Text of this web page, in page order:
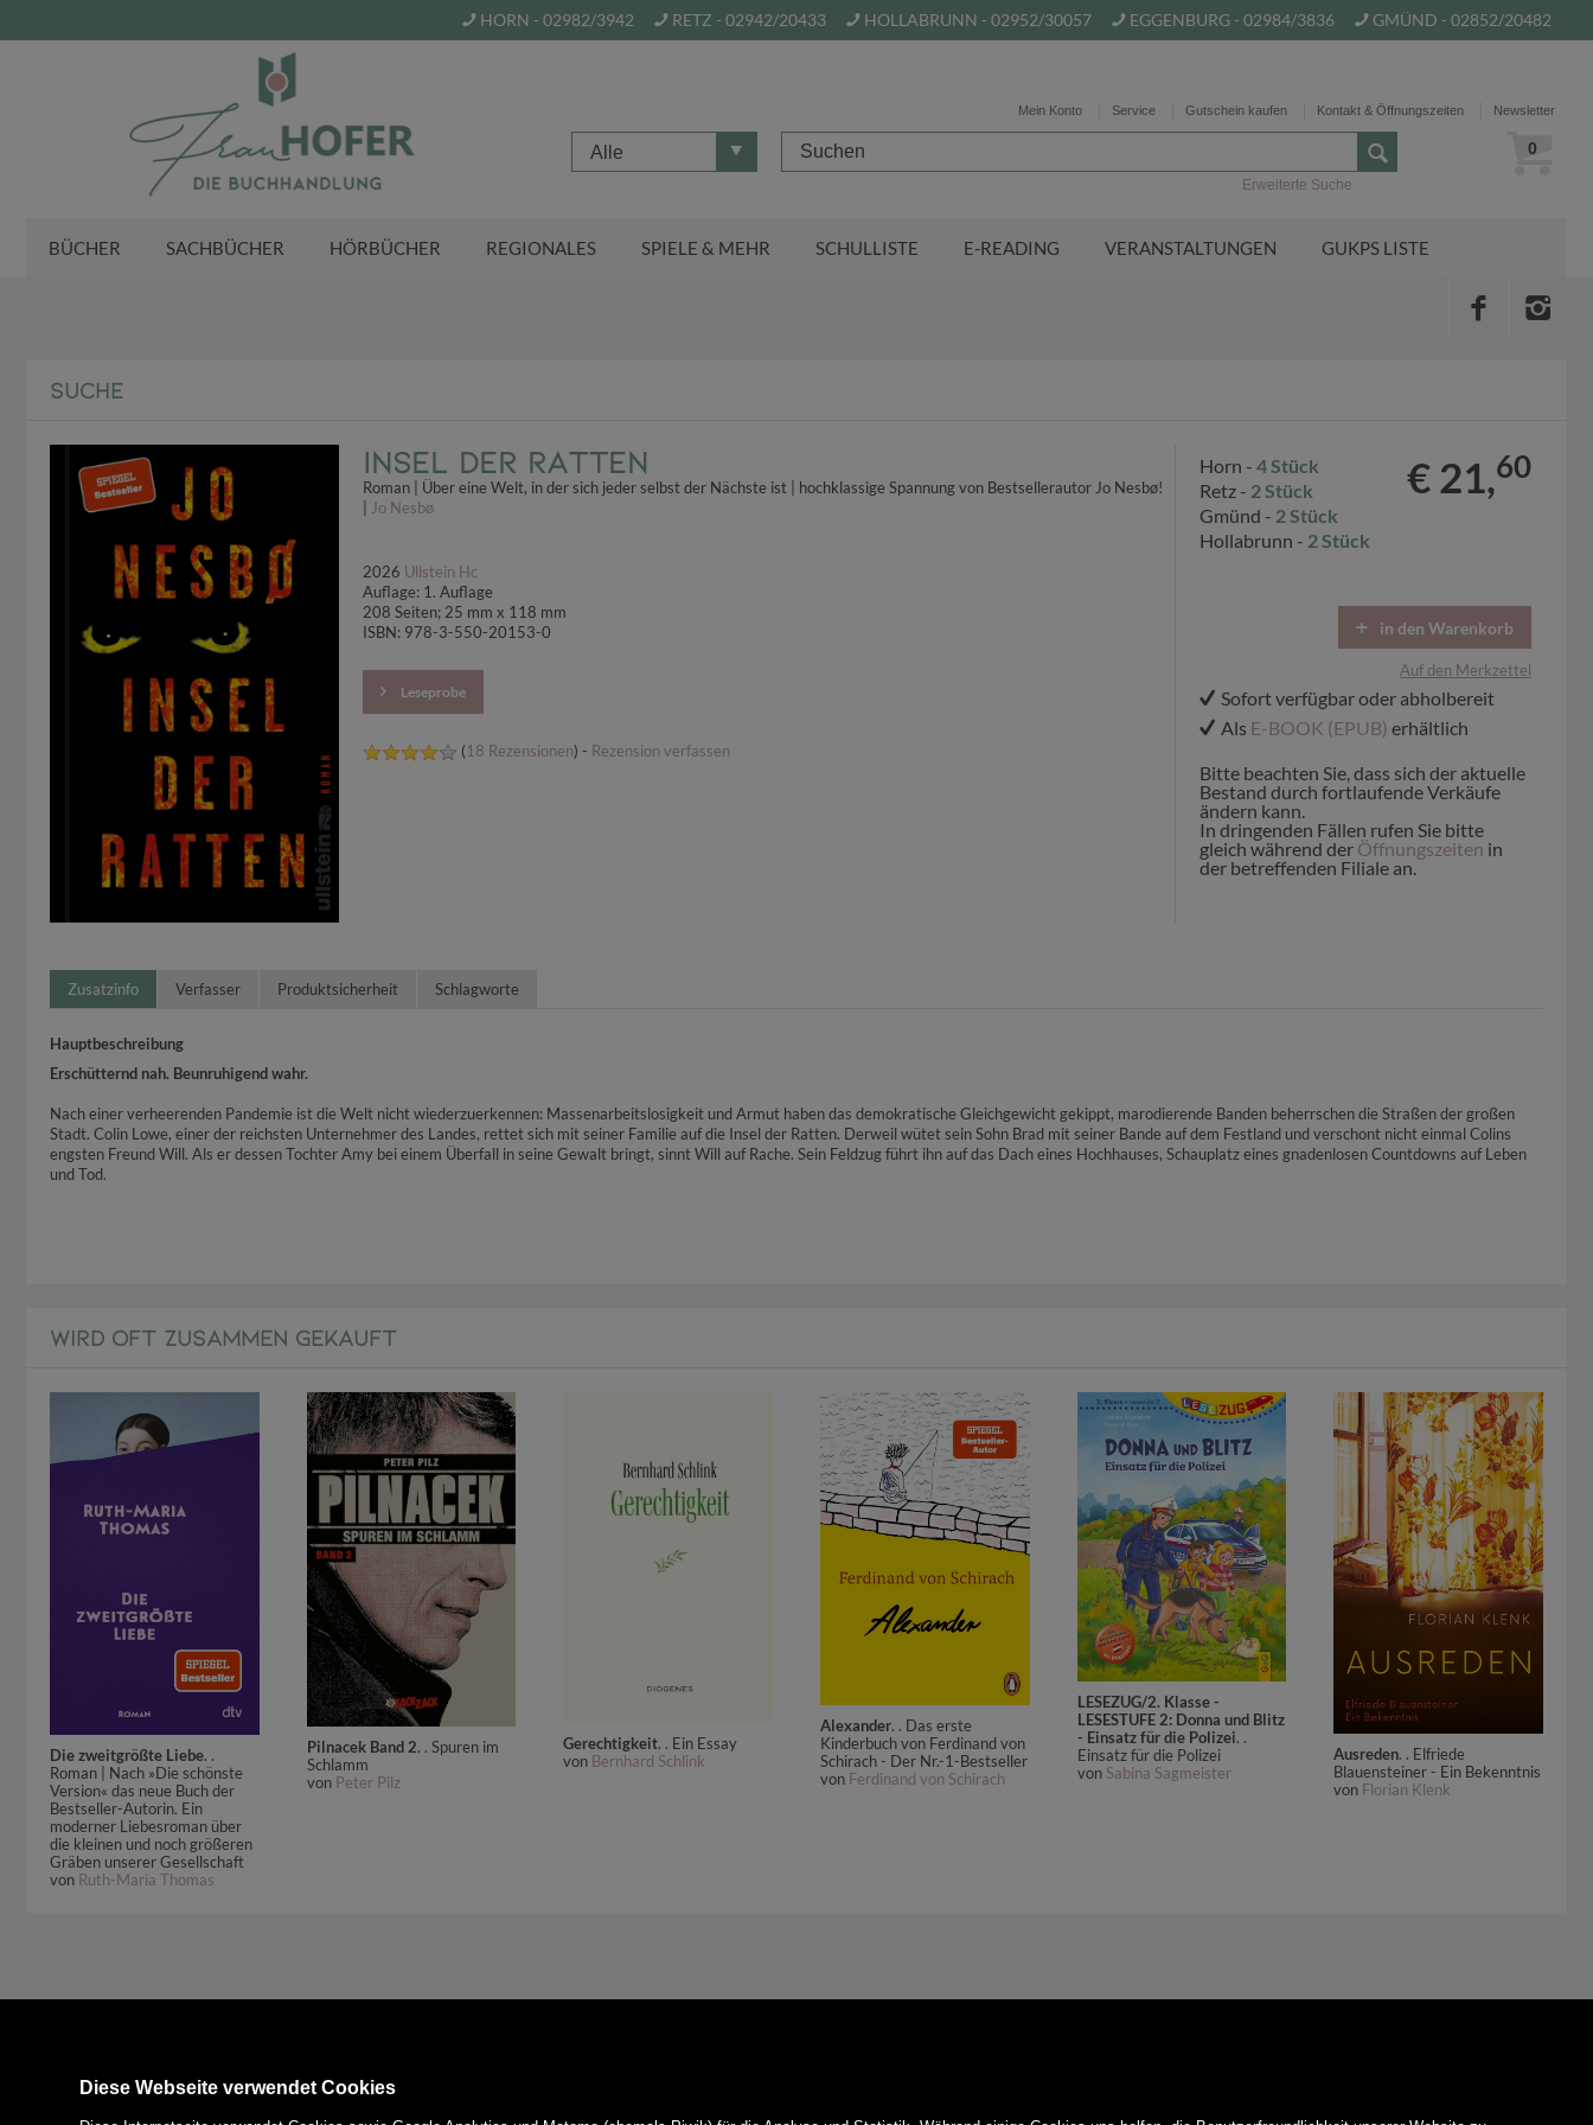
HORN - 02982/3942 RETZ - 02942/20433 HOLLABRUNN - 02952/30057 EGGENBURG - 02984/3836 GMÜND - 02852/20482
Mein Konto Service Gutschein kaufen Kontakt & Öffnungszeiten Newsletter
Alle 0
Erweiterte Suche
BÜCHER SACHBÜCHER HÖRBÜCHER REGIONALES SPIELE & MEHR SCHULLISTE E-READING VERANSTALTUNGEN GUKPS LISTE
SUCHE
Insel der Ratten
Roman | Über eine Welt, in der sich jeder selbst der Nächste ist | hochklassige Spannung von Bestsellerautor Jo Nesbø!
Jo Nesbø
2026 Ullstein Hc
Auflage: 1. Auflage
208 Seiten; 25 mm x 118 mm
ISBN: 978-3-550-20153-0
Leseprobe
(18 Rezensionen) - Rezension verfassen
Horn - 4 Stück
Retz - 2 Stück
Gmünd - 2 Stück
Hollabrunn - 2 Stück
€ 21,60
in den Warenkorb
Auf den Merkzettel
Sofort verfügbar oder abholbereit
Als E-BOOK (EPUB) erhältlich
Bitte beachten Sie, dass sich der aktuelle
Bestand durch fortlaufende Verkäufe
ändern kann.
In dringenden Fällen rufen Sie bitte
gleich während der Öffnungszeiten in
der betreffenden Filiale an.
Zusatzinfo Verfasser Produktsicherheit Schlagworte
Hauptbeschreibung
Erschütternd nah. Beunruhigend wahr.
Nach einer verheerenden Pandemie ist die Welt nicht wiederzuerkennen: Massenarbeitslosigkeit und Armut haben das demokratische Gleichgewicht gekippt, marodierende Banden beherrschen die Straßen der großen
Stadt. Colin Lowe, einer der reichsten Unternehmer des Landes, rettet sich mit seiner Familie auf die Insel der Ratten. Derweil wütet sein Sohn Brad mit seiner Bande auf dem Festland und verschont nicht einmal Colins
engsten Freund Will. Als er dessen Tochter Amy bei einem Überfall in seine Gewalt bringt, sinnt Will auf Rache. Sein Feldzug führt ihn auf das Dach eines Hochhauses, Schauplatz eines gnadenlosen Countdowns auf Leben
und Tod.
WIRD OFT ZUSAMMEN GEKAUFT
Die zweitgrößte Liebe. .
Roman | Nach »Die schönste
Version« das neue Buch der
Bestseller-Autorin. Ein
moderner Liebesroman über
die kleinen und noch größeren
Gräben unserer Gesellschaft
von Ruth-Maria Thomas
Pilnacek Band 2. . Spuren im
Schlamm
von Peter Pilz
Gerechtigkeit. . Ein Essay
von Bernhard Schlink
Alexander. . Das erste
Kinderbuch von Ferdinand von
Schirach - Der Nr.-1-Bestseller
von Ferdinand von Schirach
LESEZUG/2. Klasse -
LESESTUFE 2: Donna und Blitz
- Einsatz für die Polizei. .
Einsatz für die Polizei
von Sabina Sagmeister
Ausreden. . Elfriede
Blauensteiner - Ein Bekenntnis
von Florian Klenk
Diese Webseite verwendet Cookies